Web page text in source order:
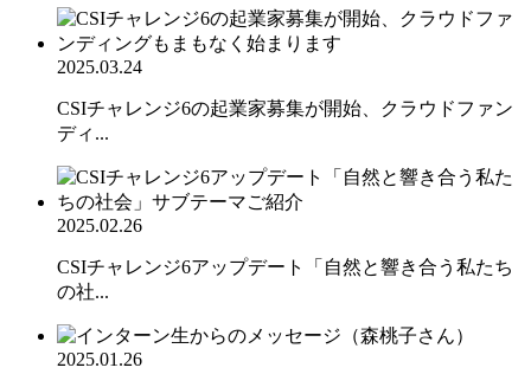
2025.03.24
CSIチャレンジ6の起業家募集が開始、クラウドファン
ディ...
2025.02.26
CSIチャレンジ6アップデート「自然と響き合う私たち
の社...
2025.01.26